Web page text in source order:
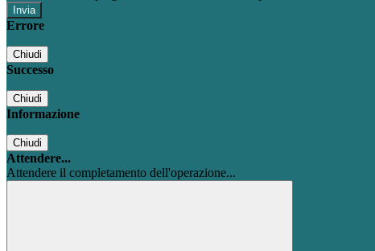
Errore
Chiudi
Successo
Chiudi
Informazione
Chiudi
Attendere...
Attendere il completamento dell'operazione...